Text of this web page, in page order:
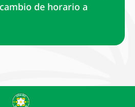
de horario a